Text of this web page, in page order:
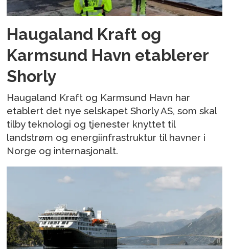
Haugaland Kraft og
Karmsund Havn etablerer
Shorly
Haugaland Kraft og Karmsund Havn har
etablert det nye selskapet Shorly AS, som skal
tilby teknologi og tjenester knyttet til
landstrøm og energiinfrastruktur til havner i
Norge og internasjonalt.